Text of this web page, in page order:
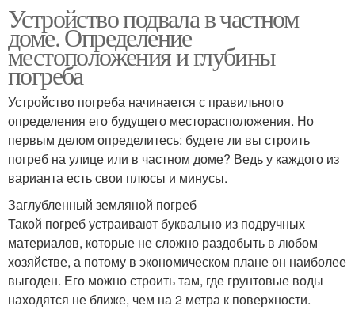
Устройство подвала в частном
доме. Определение
местоположения и глубины
погреба
Устройство погреба начинается с правильного
определения его будущего месторасположения. Но
первым делом определитесь: будете ли вы строить
погреб на улице или в частном доме? Ведь у каждого из
варианта есть свои плюсы и минусы.
Заглубленный земляной погреб
Такой погреб устраивают буквально из подручных
материалов, которые не сложно раздобыть в любом
хозяйстве, а потому в экономическом плане он наиболее
выгоден. Его можно строить там, где грунтовые воды
находятся не ближе, чем на 2 метра к поверхности.